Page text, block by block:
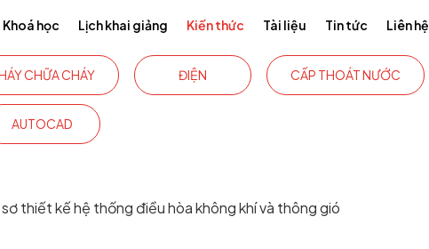
Khoá học Lịch khai giảng Kiến thức Tài liệu Tin tức Liên hệ
CHỮA CHÁY ĐIỆN CẤP THOÁT NƯỚC
AUTOCAD
thiết kế hệ thống điều hòa không khí và thông gió